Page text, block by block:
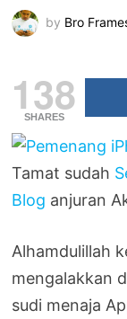
by Bro
138
SHARES
Tamat sudah
Blog anjuran
Alhamdulillah
mengalakkan
sudi menaja